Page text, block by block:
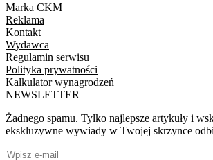
Marka CKM
Reklama
Kontakt
Wydawca
Regulamin serwisu
Polityka prywatności
Kalkulator wynagrodzeń
NEWSLETTER
Żadnego spamu. Tylko najlepsze artykuły i
ekskluzywne wywiady w Twojej skrzynce